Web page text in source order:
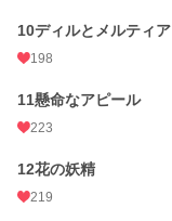
10ディルとメルティア
198
11懸命なアピール
223
12花の妖精
219